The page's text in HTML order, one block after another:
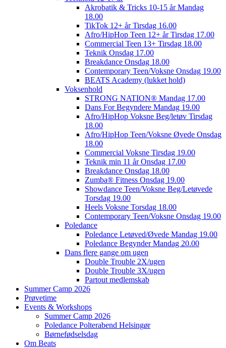
Akrobatik & Tricks 10-15 år Mandag
18.00
TikTok 12+ år Tirsdag 16.00
Afro/HipHop Teen 12+ år Tirsdag 17.00
Commercial Teen 13+ Tirsdag 18.00
Teknik Onsdag 17.00
Breakdance Onsdag 18.00
Contemporary Teen/Voksne Onsdag 19.00
BEATS Academy (lukket hold)
Voksenhold
STRONG NATION® Mandag 17.00
Dans For Begyndere Mandag 19.00
Afro/HipHop Voksne Beg/letøv Tirsdag
18.00
Afro/HipHop Teen/Voksne Øvede Onsdag
18.00
Commercial Voksne Tirsdag 19.00
Teknik min 11 år Onsdag 17.00
Breakdance Onsdag 18.00
Zumba® Fitness Onsdag 19.00
Showdance Teen/Voksne Beg/Letøvede
Torsdag 19.00
Heels Voksne Torsdag 18.00
Contemporary Teen/Voksne Onsdag 19.00
Poledance
Poledance Letøved/Øvede Mandag 19.00
Poledance Begynder Mandag 20.00
Dans flere gange om ugen
Double Trouble 2X/ugen
Double Trouble 3X/ugen
Partout medlemskab
Summer Camp 2026
Prøvetime
Events & Workshops
Summer Camp 2026
Poledance Polterabend Helsingør
Børnefødselsdag
Om Beats